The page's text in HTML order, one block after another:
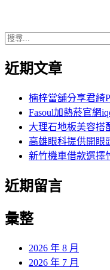
近期文章
楠梓當舖分享君綺
Fasoul加熱菸官網
大理石地板美容搭
高雄眼科提供開眼
新竹機車借款選擇
近期留言
彙整
2026 年 8 月
2026 年 7 月